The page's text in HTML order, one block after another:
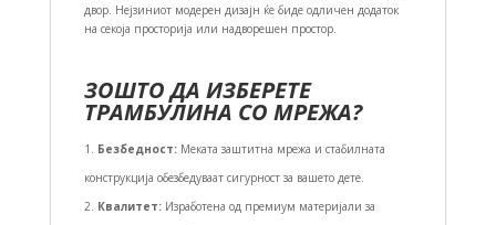
двор. Нејзиниот модерен дизајн ќе биде одличен додаток
на секоја просторија или надворешен простор.
ЗОШТО ДА ИЗБЕРЕТЕ
ТРАМБУЛИНА СО МРЕЖА?
Безбедност:Меката заштитна мрежа и стабилната
конструкција обезбедуваат сигурност за вашето дете.
Квалитет:Изработена од премиум материјали за